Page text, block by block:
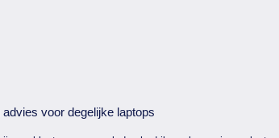
advies voor degelijke laptops